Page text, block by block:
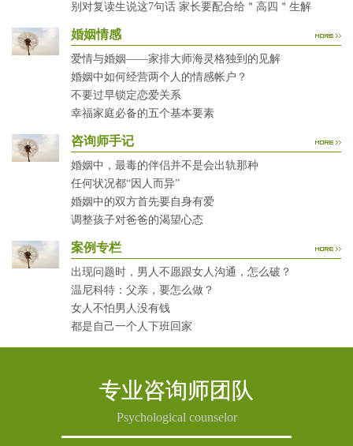
别对复读生说这7句话 家长要配合给＂高四＂生解
婚姻情感
爱情与婚姻——家排大师海灵格独到的见解
婚姻中如何经营两个人的情感帐户？
不要过早锁定恋爱关系
幸福家庭必备的五个基本要素
咨询师手记
婚姻中，最毒的伴侣并不是会出轨那种
任何状况都“因人而异”
婚姻中的双方首先要自身有爱
调整孩子对爸爸的渴望心态
案例专栏
出现问题时，男人不愿跟女人沟通，怎么破？
温尼科特：父亲，要怎么做？
女人不怕男人没有钱
都是自己一个人下班回家
专业咨询师团队
Psychological counselor